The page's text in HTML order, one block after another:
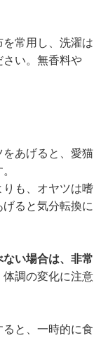
常用し、洗濯は
い。無香料や
あげると、愛猫
も、オヤツは嗜
ると気分転換に
ない場合は、非常
体調の変化に注意
と、一時的に食